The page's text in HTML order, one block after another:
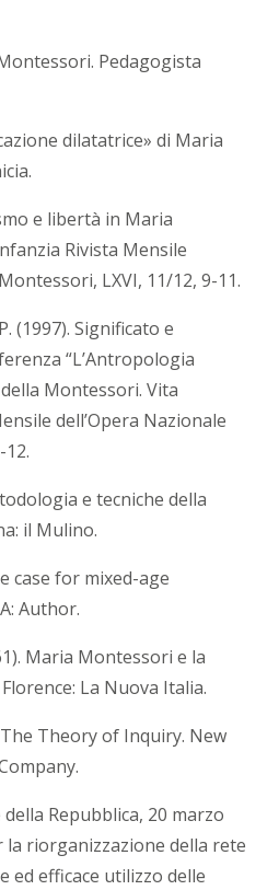
Pedagogista
dilatatrice» di Maria
e libertà in Maria
Rivista Mensile
LXVI, 11/12, 9-11.
(1997). Significato e
“L’Antropologia
Montessori. Vita
dell’Opera Nazionale
e tecniche della
il Mulino.
case for mixed-age
Author.
Maria Montessori e la
La Nuova Italia.
The Theory of Inquiry. New
Repubblica, 20 marzo
la riorganizzazione della rete
ed efficace utilizzo delle